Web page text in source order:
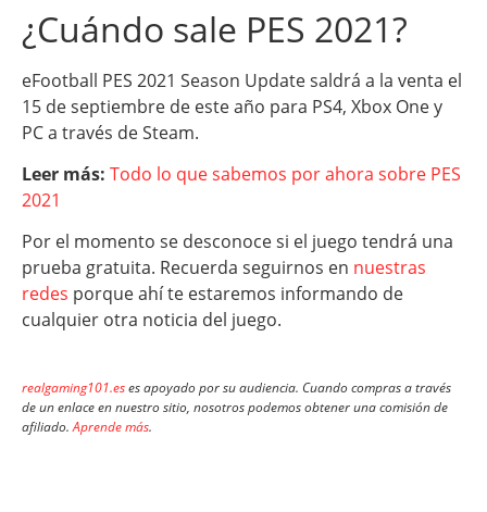
¿Cuándo sale PES 2021?
eFootball PES 2021 Season Update saldrá a la venta el
15 de septiembre de este año para PS4, Xbox One y
PC a través de Steam.
Leer más: Todo lo que sabemos por ahora sobre PES
2021
Por el momento se desconoce si el juego tendrá una
prueba gratuita. Recuerda seguirnos en nuestras
redes porque ahí te estaremos informando de
cualquier otra noticia del juego.
realgaming101.eses apoyado por su audiencia. Cuando compras a través
de un enlace en nuestro sitio, nosotros podemos obtener una comisión de
afiliado.Aprende más.